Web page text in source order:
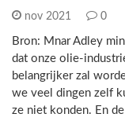
nov 2021 0
Bron: Mnar Adley
dat onze olie-
belangrijker zal
we veel dingen zelf
ze niet konden. En